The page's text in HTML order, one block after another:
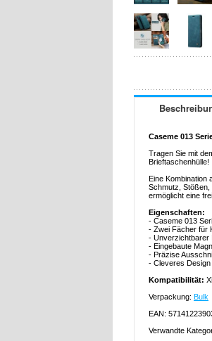
Caseme 013
Tragen Sie mit
Brieftaschenhülle!
Eine
Schmutz, Stößen,
ermöglicht eine
Eigenschaften:
- Caseme 013
- Zwei Fächer für
- Unverzichtbarer
- Eingebaute
- Präzise
- Cleveres Design
Kompatibilität:
Verpackung: Bulk
EAN:
Verwandte